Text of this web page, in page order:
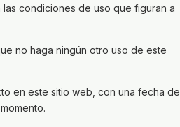
condiciones de uso que figuran a
no haga ningún otro uso de este
en este sitio web, con una fecha de